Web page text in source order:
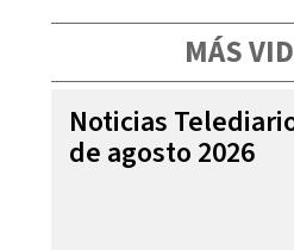
MÁS
Noticias
de agosto 2026